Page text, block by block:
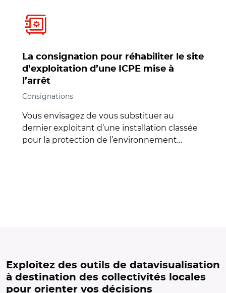
La consignation pour réhabiliter le site
d’exploitation d’une ICPE mise à
l’arrêt
Consignations
Vous envisagez de vous substituer au
dernier exploitant d’une installation classée
pour la protection de l’environnement…
Exploitez des outils de datavisualisation
à destination des collectivités locales
pour orienter vos décisions